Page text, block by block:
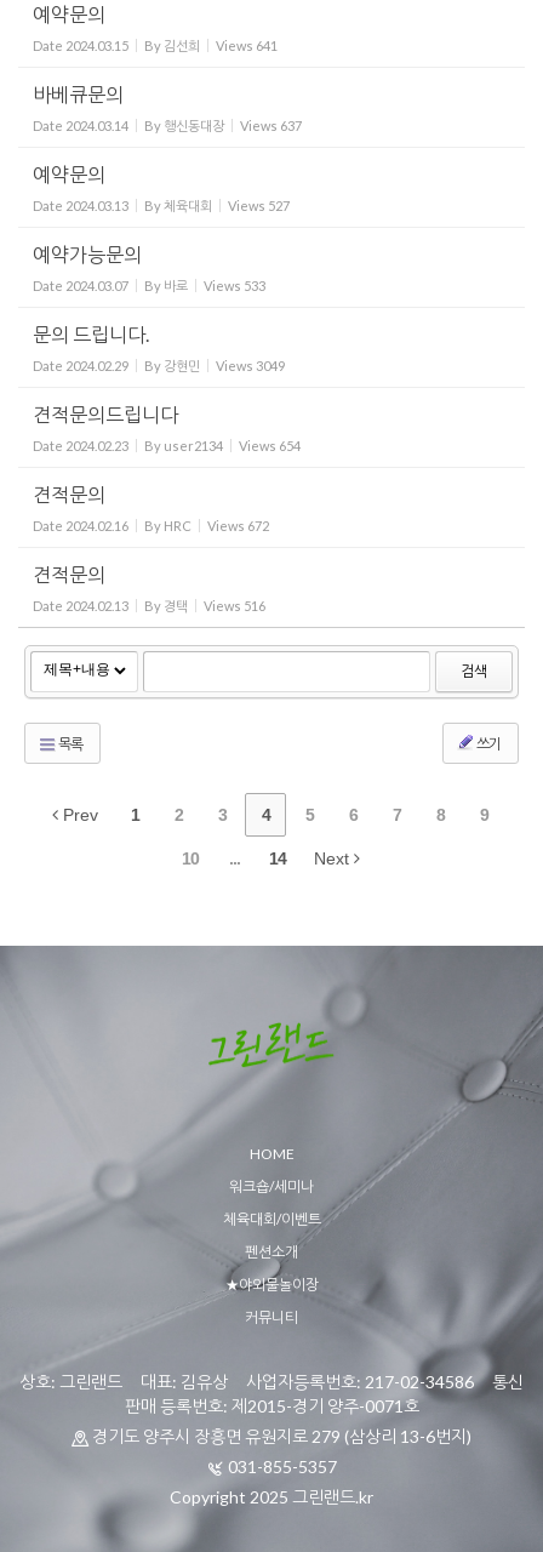
예약문의
Date 2024.03.15 By 김선희 Views 641
바베큐문의
Date 2024.03.14 By 행신동대장 Views 637
예약문의
Date 2024.03.13 By 체육대회 Views 527
예약가능문의
Date 2024.03.07 By 바로 Views 533
문의 드립니다.
Date 2024.02.29 By 강현민 Views 3049
견적문의드립니다
Date 2024.02.23 By user2134 Views 654
견적문의
Date 2024.02.16 By HRC Views 672
견적문의
Date 2024.02.13 By 경택 Views 516
검색
목록 쓰기
Prev 1 2 3 4 5 6 7 8 9
10 ... 14 Next
HOME
워크숍/세미나
체육대회/이벤트
펜션소개
★야외물놀이장
커뮤니티
상호: 그린랜드 대표: 김유상 사업자등록번호: 217-02-34586 통신
판매 등록번호: 제2015-경기 양주-0071호
경기도 양주시 장흥면 유원지로 279 (삼상리 13-6번지)
031-855-5357
Copyright 2025 그린랜드.kr